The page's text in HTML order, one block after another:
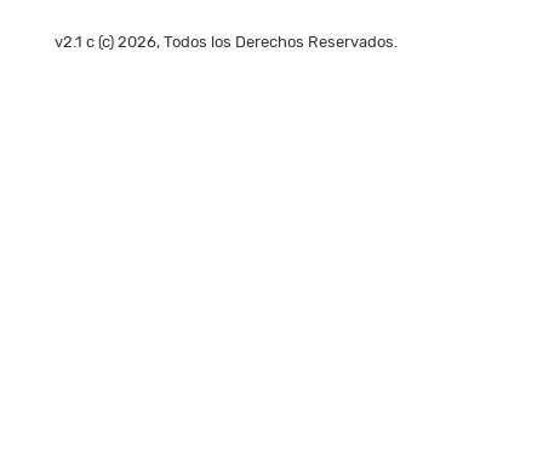
v2.1 c (c) 2026, Todos los Derechos Reservados.